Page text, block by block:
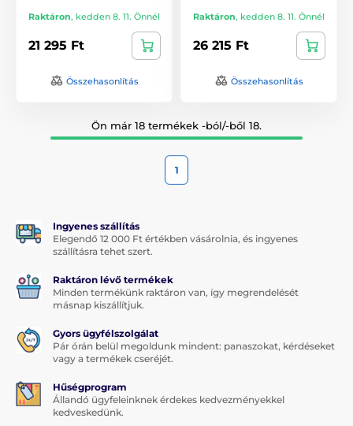
Raktáron, kedden 8. 11. Önnél
21 295 Ft
Összehasonlítás
Raktáron, kedden 8. 11. Önnél
26 215 Ft
Összehasonlítás
Ön már 18 termékek -ból/-ből 18.
1
Ingyenes szállítás
Elegendő 12 000 Ft értékben vásárolnia, és ingyenes
szállításra tehet szert.
Raktáron lévő termékek
Minden termékünk raktáron van, így megrendelését
másnap kiszállítjuk.
Gyors ügyfélszolgálat
Pár órán belül megoldunk mindent: panaszokat, kérdéseket
vagy a termékek cseréjét.
Hűségprogram
Állandó ügyfeleinknek érdekes kedvezményekkel
kedveskedünk.